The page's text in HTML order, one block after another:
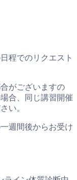
程でのリクエスト
がございますの
合、同じ講習開催
い。
週間後からお受け